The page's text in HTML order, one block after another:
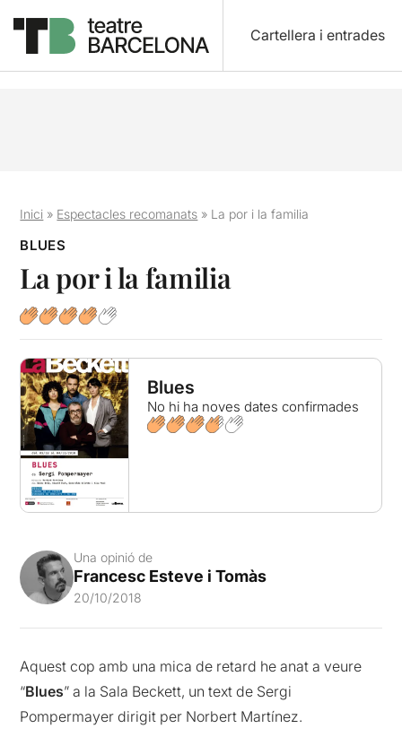
Cartellera i entrades
Inici » Espectacles recomanats » La por i la familia
BLUES
La por i la familia
Blues
No hi ha noves dates confirmades
Una opinió de
Francesc Esteve i Tomàs
20/10/2018
Aquest cop amb una mica de retard he anat a veure
“Blues” a la Sala Beckett, un text de Sergi
Pompermayer dirigit per Norbert Martínez.